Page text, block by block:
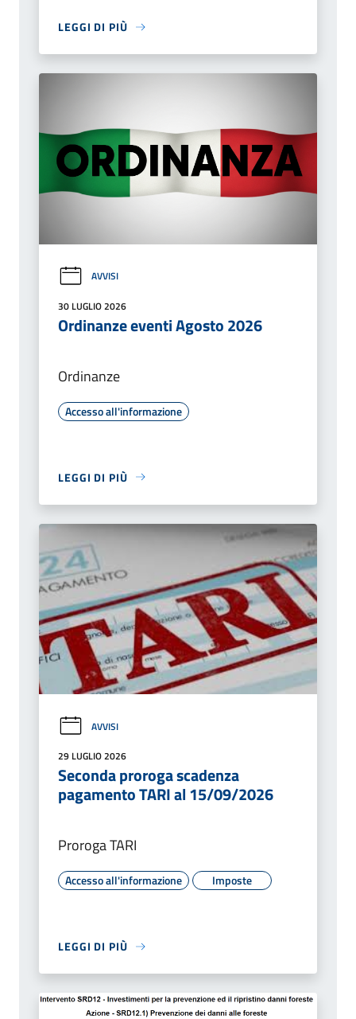
LEGGI DI PIÙ
AVVISI
30 LUGLIO 2026
Ordinanze eventi Agosto 2026
Ordinanze
Accesso all'informazione
LEGGI DI PIÙ
AVVISI
29 LUGLIO 2026
Seconda proroga scadenza
pagamento TARI al 15/09/2026
Proroga TARI
Accesso all'informazione Imposte
LEGGI DI PIÙ